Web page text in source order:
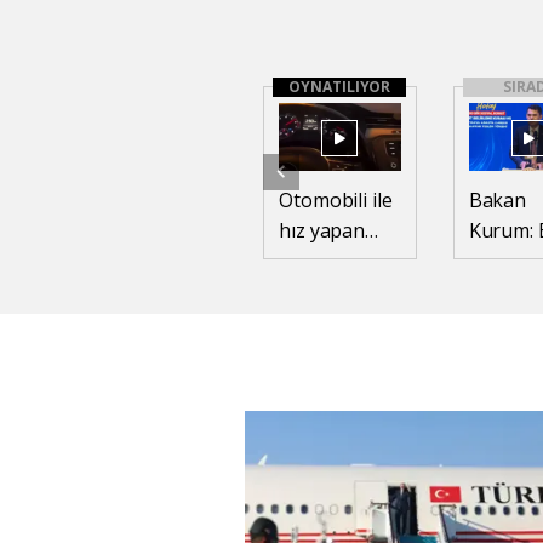
OYNATILIYOR
Otomobili ile
hız yapan
sürücü
Bakan
Kurum:
işler